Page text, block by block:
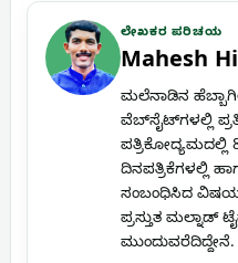
ಲೇಖಕರ ಪರಿಚಯ
Mahesh
ಮಲೆನಾಡಿನ
ವೆಬ್‌ಸೈಟ್‌ಗಳಲ್ಲಿ
ಪತ್ರಿಕೋದ್ಯಮದಲ್ಲಿ
ದಿನಪತ್ರಿಕೆಗಳಲ್ಲಿ
ಸಂಬಂಧಿಸಿದ
ಪ್ರಸ್ತುತ ಮಲ್ನಾಡ್
ಮುಂದುವರೆದಿದ್ದೇನೆ.